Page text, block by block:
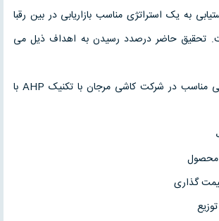
به یک استراتژی مناسب بازاریابی در بین رقبا
تحقیق حاضر درصدد رسیدن به اهداف ذیل می
تعیین آمیخته بازاریابی مناسب در شرکت کاشی مرجان با تکنیک AHP با
محصول
گذاری